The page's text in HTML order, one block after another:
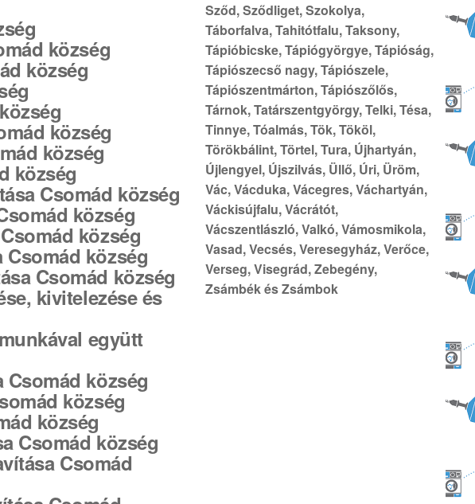
község
község
község
község
község
Csomád község
község
község
község
Csomád község
kivitelezése és
együtt
község
község
község
Csomád község
Csomád
Sződ, Sződliget, Szokolya,
Táborfalva, Tahitótfalu, Taksony,
Tápióbicske, Tápiógyörgye, Tápióság,
Tápiószecső nagy, Tápiószele,
Tápiószentmárton, Tápiószőlős,
Tárnok, Tatárszentgyörgy, Telki, Tésa,
Tinnye, Tóalmás, Tök, Tököl,
Törökbálint, Törtel, Tura, Újhartyán,
Újlengyel, Újszilvás, Üllő, Úri, Üröm,
Vác, Vácduka, Vácegres, Váchartyán,
Váckisújfalu, Vácrátót,
Vácszentlászló, Valkó, Vámosmikola,
Vasad, Vecsés, Veresegyház, Verőce,
Verseg, Visegrád, Zebegény,
Zsámbék és Zsámbok